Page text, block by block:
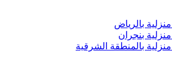
بالرياض
بنجران
بالمنطقة الشرقية